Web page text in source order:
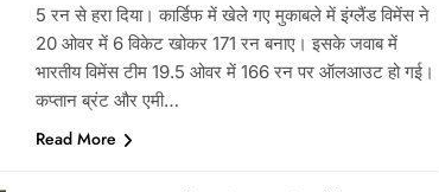
5 रन से हरा दिया। कार्डिफ में खेले गए मुकाबले में इंग्लैंड विमेंस ने
20 ओवर में 6 विकेट खोकर 171 रन बनाए। इसके जवाब में
भारतीय विमेंस टीम 19.5 ओवर में 166 रन पर ऑलआउट हो गई।
कप्तान ब्रंट और एमी…
Read More